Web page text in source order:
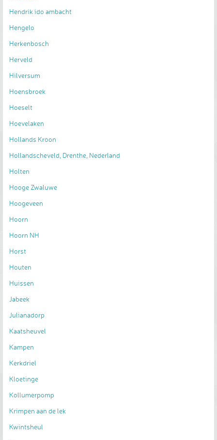
Hendrik ido ambacht
Hengelo
Herkenbosch
Herveld
Hilversum
Hoensbroek
Hoeselt
Hoevelaken
Hollands Kroon
Hollandscheveld, Drenthe, Nederland
Holten
Hooge Zwaluwe
Hoogeveen
Hoorn
Hoorn NH
Horst
Houten
Huissen
Jabeek
Julianadorp
Kaatsheuvel
Kampen
Kerkdriel
Kloetinge
Kollumerpomp
Krimpen aan de lek
Kwintsheul